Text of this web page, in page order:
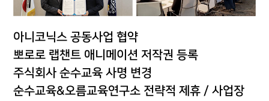
아니코닉스 공동사업 협약
뽀로로 랩챈트 애니메이션 저작권 등록
주식회사 순수교육 사명 변경
순수교육&오름교육연구소 전략적 제휴 / 사업장